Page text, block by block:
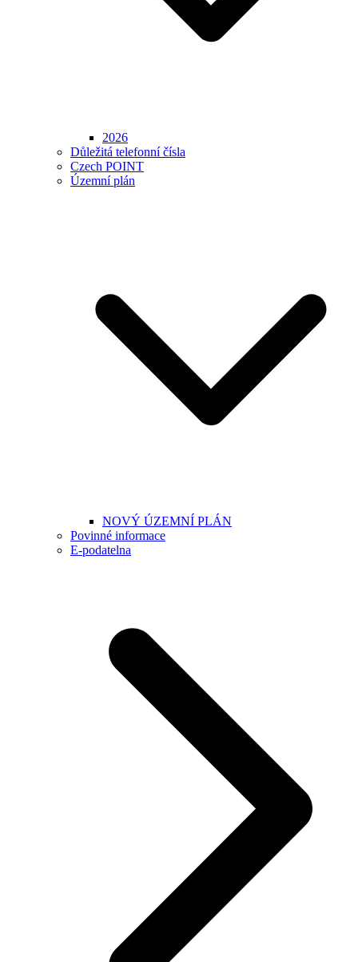
2026
Důležitá telefonní čísla
Czech POINT
Územní plán
NOVÝ ÚZEMNÍ PLÁN
Povinné informace
E-podatelna